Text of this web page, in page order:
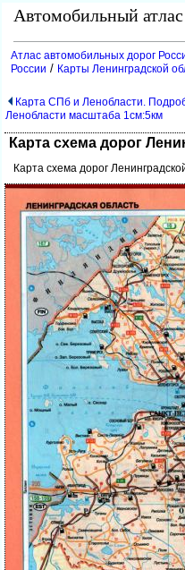
Автомобильный
Атлас автомобильных дорог
России / Карты Ленинградской
Карта СПб и Ленобласти.
Ленобласти масштаба 1см:5км
Карта схема дорог
Карта схема дорог